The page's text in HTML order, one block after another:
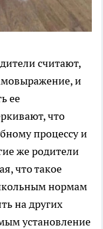
считают,
и
ее
что
процессу и
же родители
что такое
нормам
на других
установление